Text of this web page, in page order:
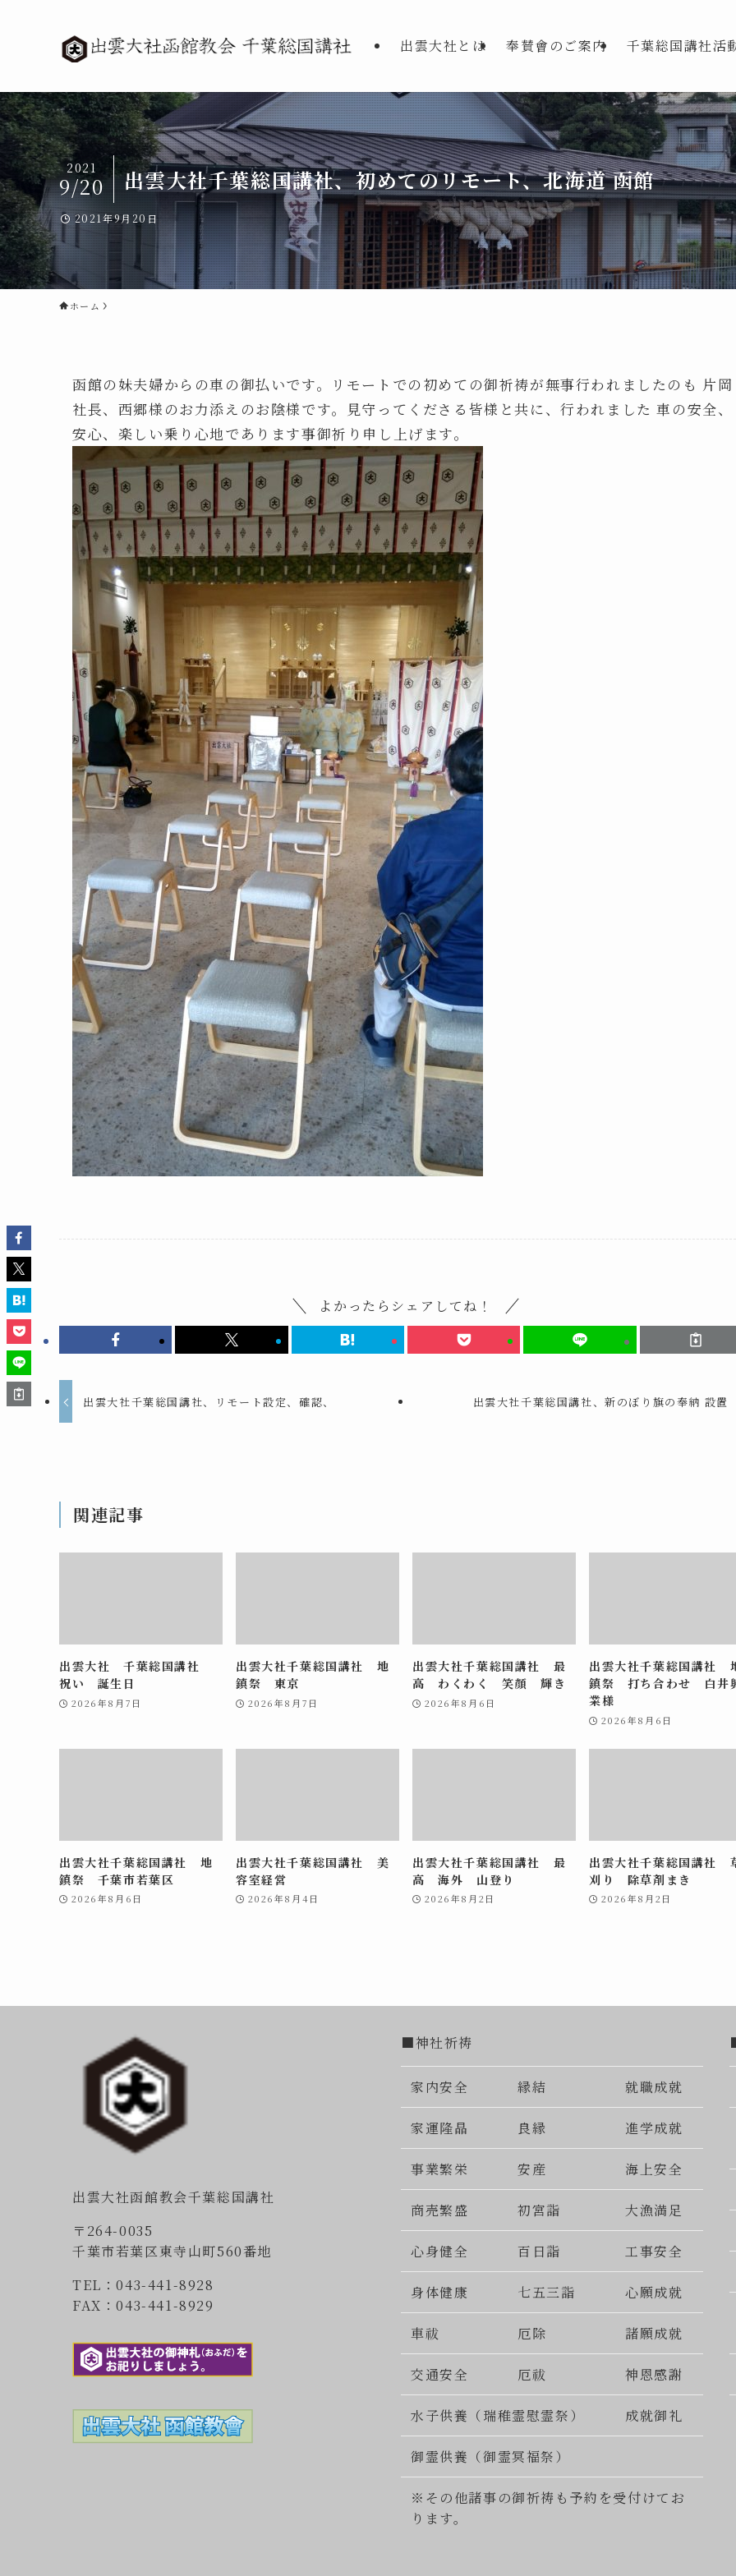
出雲大社とは 奉賛會のご案内 千葉総国講社活
出雲大社千葉総国講社、初めてのリモート、北海道 函館
2021
9/20
2021年9月20日
ホーム
函館の妹夫婦からの車の御払いです。リモートでの初めての御祈祷が無事行われましたのも 片岡
社長、西郷様のお力添えのお陰様です。見守ってくださる皆様と共に、行われました 車の安全、
安心、楽しい乗り心地であります事御祈り申し上げます。
よかったらシェアしてね！
出雲大社千葉総国講社、リモート設定、確認、 出雲大社千葉総国講社、新のぼり旗の奉納 設置
関連記事
出雲大社 千葉総国講社
祝い 誕生日
2026年8月7日
出雲大社千葉総国講社 地
鎮祭 東京
2026年8月7日
出雲大社千葉総国講社 最
高 わくわく 笑顔 輝き
2026年8月6日
出雲大社千葉総国講社
鎮祭 打ち合わせ 白井
業様
2026年8月6日
出雲大社千葉総国講社 地
鎮祭 千葉市若葉区
2026年8月6日
出雲大社千葉総国講社 美
容室経営
2026年8月4日
出雲大社千葉総国講社 最
高 海外 山登り
2026年8月2日
出雲大社千葉総国講社
刈り 除草剤まき
2026年8月2日
出雲大社函館教会千葉総国講社
〒264-0035
千葉市若葉区東寺山町560番地
TEL：043-441-8928
FAX：043-441-8929
■神社祈祷
家内安全 縁結 就職成就
家運隆晶 良縁 進学成就
事業繁栄 安産 海上安全
商売繁盛 初宮詣 大漁満足
心身健全 百日詣 工事安全
身体健康 七五三詣 心願成就
車祓 厄除 諸願成就
交通安全 厄祓 神恩感謝
水子供養（瑞稚霊慰霊祭） 成就御礼
御霊供養（御霊冥福祭）
※その他諸事の御祈祷も予約を受付けてお
ります。